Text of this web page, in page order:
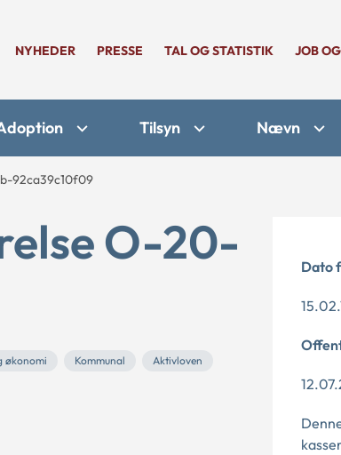
NYHEDER PRESSE TAL OG STATISTIK JOB
Tilsyn Nævn
92ca39c10f09
O-20-
økonomi Kommunal
Aktivloven
Dato